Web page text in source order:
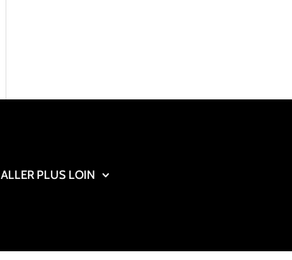
ALLER PLUS LOIN